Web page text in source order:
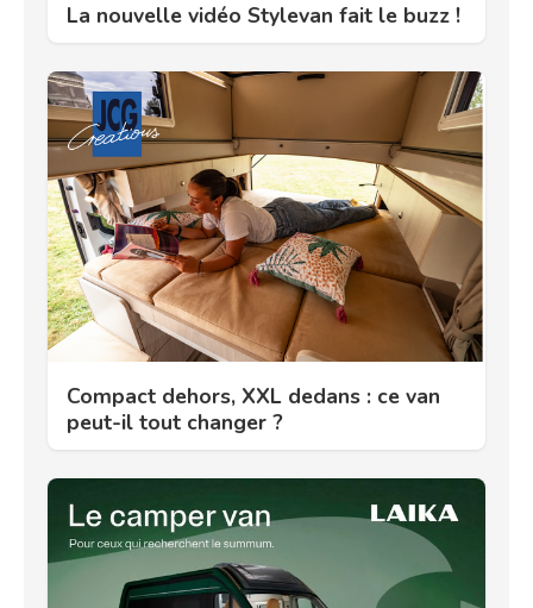
La nouvelle vidéo Stylevan fait le buzz !
Compact dehors, XXL dedans : ce van
peut-il tout changer ?